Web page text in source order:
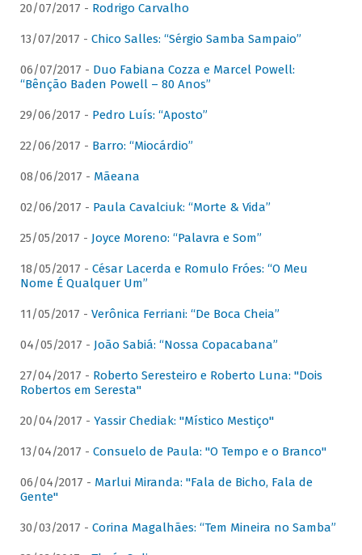
20/07/2017 - Rodrigo Carvalho
13/07/2017 - Chico Salles: “Sérgio Samba Sampaio”
06/07/2017 - Duo Fabiana Cozza e Marcel Powell:
“Bênção Baden Powell – 80 Anos”
29/06/2017 - Pedro Luís: “Aposto”
22/06/2017 - Barro: “Miocárdio”
08/06/2017 - Mãeana
02/06/2017 - Paula Cavalciuk: “Morte & Vida”
25/05/2017 - Joyce Moreno: “Palavra e Som”
18/05/2017 - César Lacerda e Romulo Fróes: “O Meu
Nome É Qualquer Um”
11/05/2017 - Verônica Ferriani: “De Boca Cheia”
04/05/2017 - João Sabiá: “Nossa Copacabana”
27/04/2017 - Roberto Seresteiro e Roberto Luna: "Dois
Robertos em Seresta"
20/04/2017 - Yassir Chediak: "Místico Mestiço"
13/04/2017 - Consuelo de Paula: "O Tempo e o Branco"
06/04/2017 - Marlui Miranda: "Fala de Bicho, Fala de
Gente"
30/03/2017 - Corina Magalhães: “Tem Mineira no Samba”